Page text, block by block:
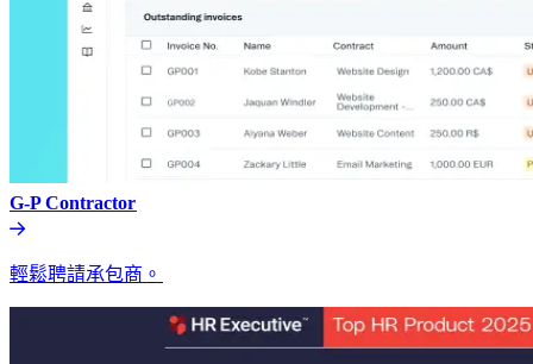
G-P Contractor​​
輕鬆聘請承包商。​​